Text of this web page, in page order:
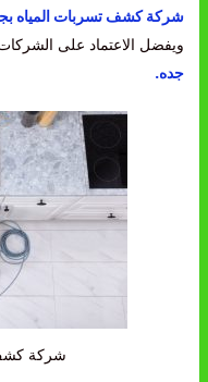
شركة كشف تسربات المياه
ويفضل الاعتماد على
جده.
شركة